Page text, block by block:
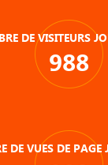
DE VISITEURS
988
DE VUES DE PAGE